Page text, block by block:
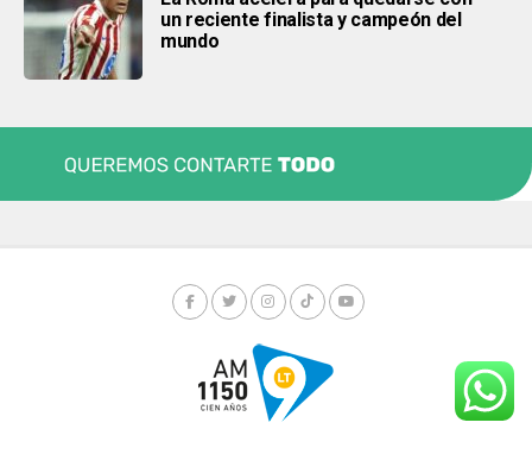
un reciente finalista y campeón del
mundo